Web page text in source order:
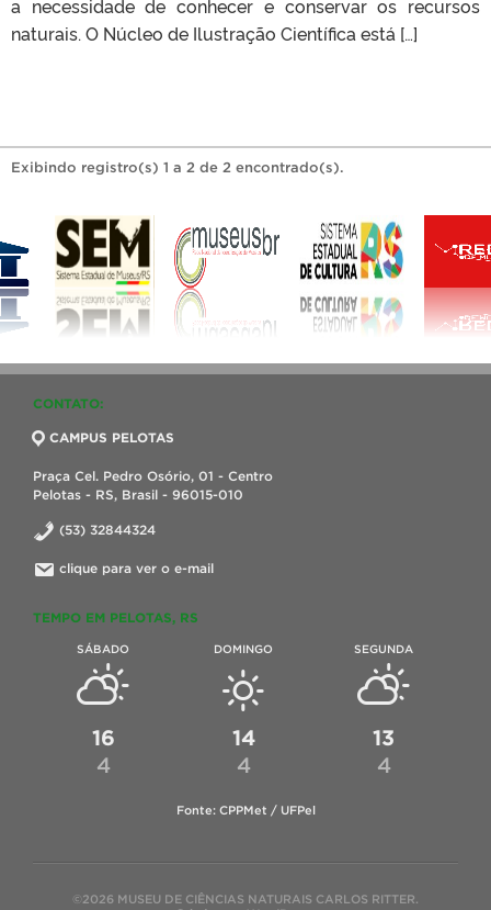
a necessidade de conhecer e conservar os recursos
naturais. O Núcleo de Ilustração Científica está […]
Exibindo registro(s) 1 a 2 de 2 encontrado(s).
CONTATO:
CAMPUS PELOTAS
Praça Cel. Pedro Osório, 01 - Centro
Pelotas - RS, Brasil - 96015-010
(53) 32844324
clique para ver o e-mail
TEMPO EM PELOTAS, RS
SÁBADO
16
4
DOMINGO
14
4
SEGUNDA
13
4
Fonte: CPPMet / UFPel
©2026 MUSEU DE CIÊNCIAS NATURAIS CARLOS RITTER.